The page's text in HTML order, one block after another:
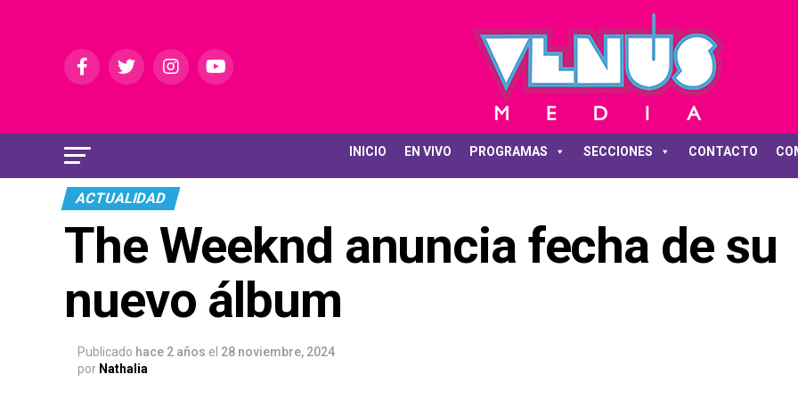
INICIO EN VIVO PROGRAMAS SECCIONES CONTACTO
ACTUALIDAD
The Weeknd anuncia fecha de su
nuevo álbum
Publicado hace 2 años el 28 noviembre, 2024
por Nathalia